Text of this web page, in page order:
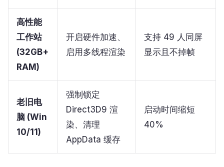
高性能
工作站
(32GB+
RAM)
开启硬件加速、
启用多线程渲染
支持 49 人同屏
显示且不掉帧
老旧电
脑 (Win
10/11)
强制锁定
Direct3D9 渲
染、清理
AppData 缓存
启动时间缩短
40%